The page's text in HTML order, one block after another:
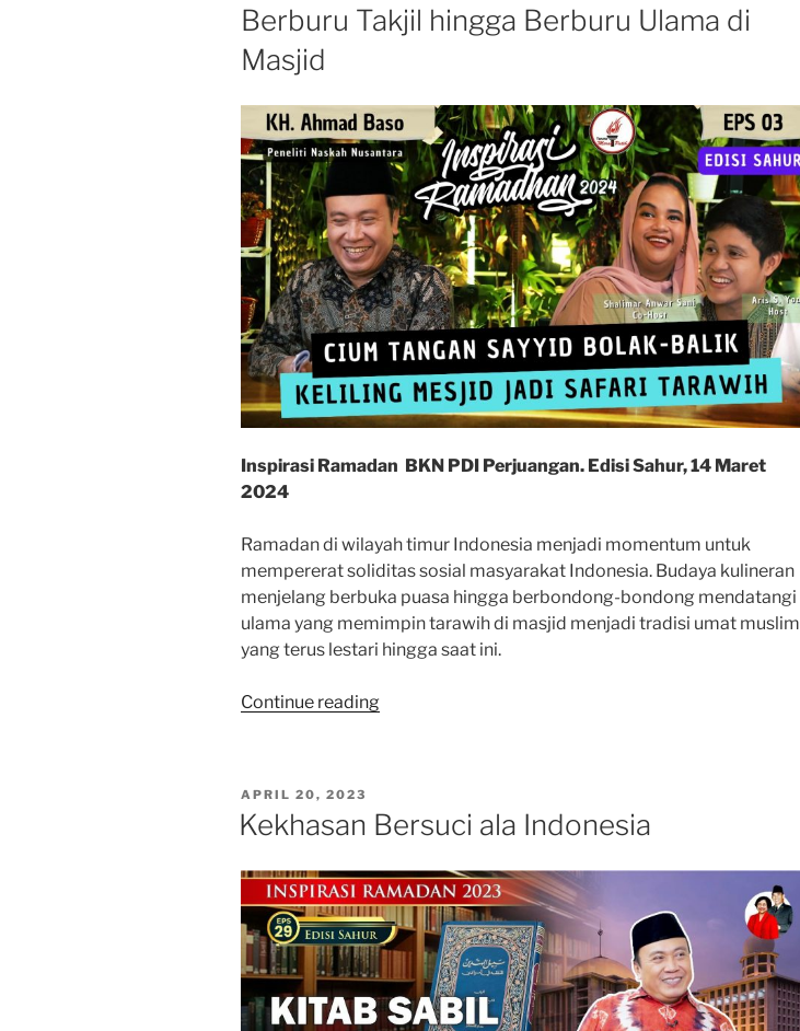
Berburu Takjil hingga Berburu Ulama di
Masjid
Inspirasi Ramadan BKN PDI Perjuangan. Edisi Sahur, 14 Maret
2024
Ramadan di wilayah timur Indonesia menjadi momentum untuk
mempererat soliditas sosial masyarakat Indonesia. Budaya kulineran
menjelang berbuka puasa hingga berbondong-bondong mendatangi
ulama yang memimpin tarawih di masjid menjadi tradisi umat muslim
yang terus lestari hingga saat ini.
Continue reading“Budaya
Dari
Takjil
hingga
Berburu
Ulama
Masjid”
POSTED
ON
APRIL 20, 2023
Kekhasan Bersuci ala Indonesia